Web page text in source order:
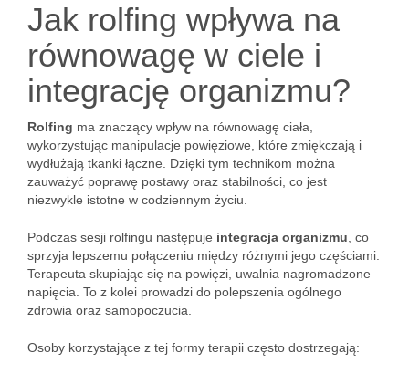
Jak rolfing wpływa na
równowagę w ciele i
integrację organizmu?
Rolfing ma znaczący wpływ na równowagę ciała,
wykorzystując manipulacje powięziowe, które zmiękczają i
wydłużają tkanki łączne. Dzięki tym technikom można
zauważyć poprawę postawy oraz stabilności, co jest
niezwykle istotne w codziennym życiu.
Podczas sesji rolfingu następuje integracja organizmu , co
sprzyja lepszemu połączeniu między różnymi jego częściami.
Terapeuta skupiając się na powięzi, uwalnia nagromadzone
napięcia. To z kolei prowadzi do polepszenia ogólnego
zdrowia oraz samopoczucia.
Osoby korzystające z tej formy terapii często dostrzegają: